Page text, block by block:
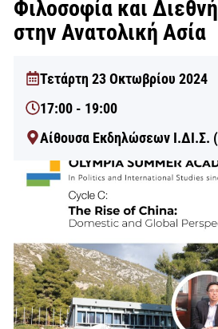
Φιλοσοφία και
στην Ανατολική Ασία
Τετάρτη 23 Οκτωβρίου 2024
17:00 - 19:00
Αίθουσα Εκδηλώσεων Ι.ΔΙ.Σ.